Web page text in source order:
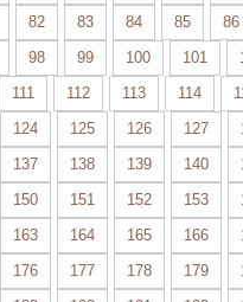
82 83 84 85
86
98 99 100 101
111 112 113 114
124 125 126 127
137 138 139 140
150 151 152 153
163 164 165 166
176 177 178 179